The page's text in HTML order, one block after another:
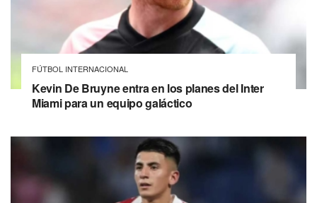
FÚTBOL INTERNACIONAL
Kevin De Bruyne entra en los planes del Inter
Miami para un equipo galáctico